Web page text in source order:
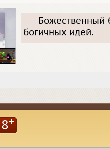
Божественный
богичных идей.
+